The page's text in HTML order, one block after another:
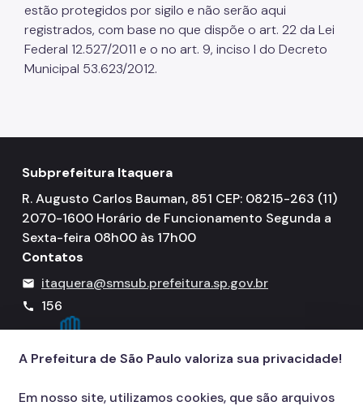
estão protegidos por sigilo e não serão aqui
registrados, com base no que dispõe o art. 22 da Lei
Federal 12.527/2011 e o no art. 9, inciso I do Decreto
Municipal 53.623/2012.
Subprefeitura Itaquera
R. Augusto Carlos Bauman, 851 CEP: 08215-263 (11)
2070-1600 Horário de Funcionamento Segunda a
Sexta-feira 08h00 às 17h00
Contatos
mail itaquera@smsub.prefeitura.sp.gov.br
call 156
A Prefeitura de São Paulo valoriza sua privacidade!
Em nosso site, utilizamos cookies, que são arquivos